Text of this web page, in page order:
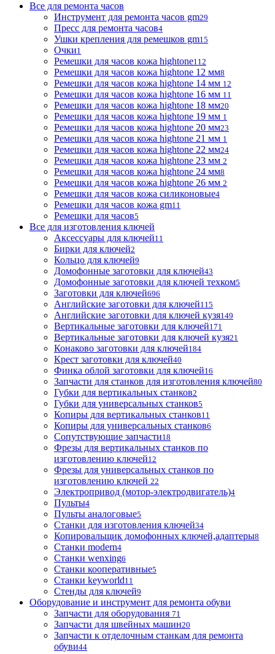
Все для ремонта часов
Инструмент для ремонта часов gm29
Пресс для ремонта часов4
Ушки крепления для ремешков gm15
Очки1
Ремешки для часов кожа hightone112
Ремешки для часов кожа hightone 12 мм8
Ремешки для часов кожа hightone 14 мм 12
Ремешки для часов кожа hightone 16 мм 11
Ремешки для часов кожа hightone 18 мм20
Ремешки для часов кожа hightone 19 мм 1
Ремешки для часов кожа hightone 20 мм23
Ремешки для часов кожа hightone 21 мм 1
Ремешки для часов кожа hightone 22 мм24
Ремешки для часов кожа hightone 23 мм 2
Ремешки для часов кожа hightone 24 мм8
Ремешки для часов кожа hightone 26 мм 2
Ремешки для часов кожа силиконовые4
Ремешки для часов кожа gm11
Ремешки для часов5
Все для изготовления ключей
Аксессуары для ключей11
Бирки для ключей2
Кольцо для ключей9
Домофонные заготовки для ключей43
Домофонные заготовки для ключей техком5
Заготовки для ключей696
Английские заготовки для ключей115
Английские заготовки для ключей кузя149
Вертикальные заготовки для ключей171
Вертикальные заготовки для ключей кузя21
Конаково заготовки для ключей184
Крест заготовки для ключей40
Финка облой заготовки для ключей16
Запчасти для станков для изготовления ключей80
Губки для вертикальных станков2
Губки для универсальных станков5
Копиры для вертикальных станков11
Копиры для универсальных станков6
Сопутствующие запчасти18
Фрезы для вертикальных станков по
изготовлению ключей12
Фрезы для универсальных станков по
изготовлению ключей 22
Электропривод (мотор-электродвигатель)4
Пульты4
Пульты аналоговые5
Станки для изготовления ключей34
Копировальщик домофонных ключей,адаптеры8
Станки modern4
Станки wenxing6
Станки кооперативные5
Станки keyworld11
Стенды для ключей9
Оборудование и инструмент для ремонта обуви
Запчасти для оборудования 71
Запчасти для швейных машин20
Запчасти к отделочным станкам для ремонта
обуви44